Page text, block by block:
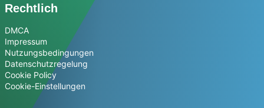
Rechtlich
DMCA
Impressum
Nutzungsbedingungen
Datenschutzregelung
Cookie Policy
Cookie-Einstellungen